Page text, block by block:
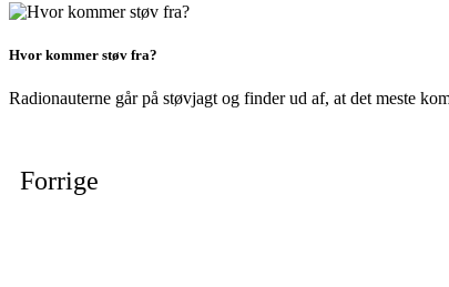
Hvor kommer støv fra?
Radionauterne går på støvjagt og finder ud af, at det meste
Forrige